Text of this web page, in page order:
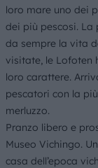
loro mare uno dei
dei più pescosi. La
da sempre la vita
visitate, le Lofoten
loro carattere.
pescatori con la
merluzzo.
Pranzo libero e
Museo Vichingo.
casa dell’epoca